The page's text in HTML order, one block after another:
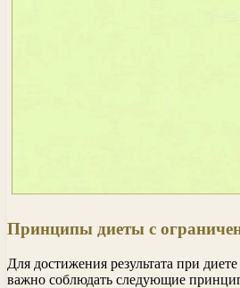
Принципы диеты с
Для достижения результата при
важно соблюдать следующие